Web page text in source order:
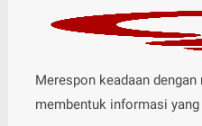
Merespon keadaan
membentuk informasi